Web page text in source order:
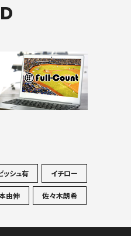
ッシュ有 イチロー
由伸 佐々木朗希